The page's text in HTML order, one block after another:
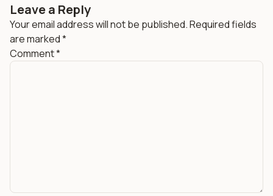
Leave a Reply
Your email address will not be published.Required fields
are marked*
Comment*